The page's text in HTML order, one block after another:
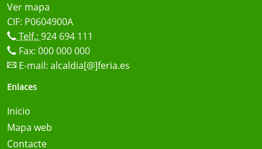
Ver mapa
CIF: P0604900A
Telf.: 924 694 111
Fax: 000 000 000
E-mail: alcaldia[@]feria.es
Enlaces
Inicio
Mapa web
Contacte